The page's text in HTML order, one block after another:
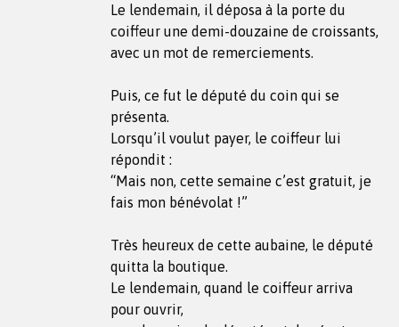
Le lendemain, il déposa à la porte du
coiffeur une demi-douzaine de croissants,
avec un mot de remerciements.
Puis, ce fut le député du coin qui se
présenta.
Lorsqu’il voulut payer, le coiffeur lui
répondit :
“Mais non, cette semaine c’est gratuit, je
fais mon bénévolat !”
Très heureux de cette aubaine, le député
quitta la boutique.
Le lendemain, quand le coiffeur arriva
pour ouvrir,